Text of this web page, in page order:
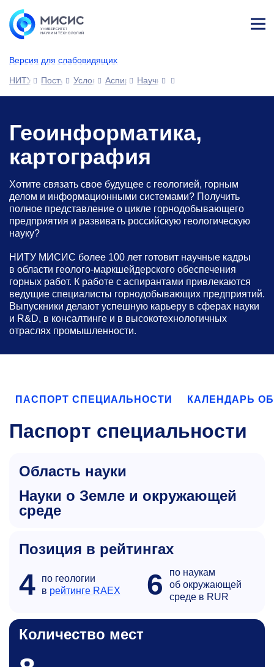
Версия для слабовидящих
т
НИТУ МИСИСПоступающимУсловия приема
АспирантураНаучные специальности
Геоинформатика,
картография
Хотите связать свое будущее с геологией, горным
делом и информационными системами? Получить
полное представление о цикле горнодобывающего
предприятия и развивать российскую геологическую
науку?
НИТУ МИСИС более 100 лет готовит научные кадры
в области геолого-маркшейдерского обеспечения
горных работ. К работе с аспирантами привлекаются
ведущие специалисты горнодобывающих предприятий.
Выпускники делают успешную карьеру в сферах науки
и R&D, в консалтинге и в высокотехнологичных
отраслях промышленности.
ПАСПОРТ СПЕЦИАЛЬНОСТИ КАЛЕНДАРЬ
Паспорт специальности
Область науки
науки о Земле и окружающей
среде
Позиция в рейтингах
4
по геологии
в рейтинге RAEX 6
по наукам
об окружающей
среде в RUR
Количество мест